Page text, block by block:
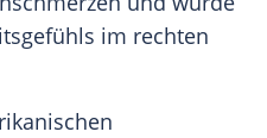
im rechten